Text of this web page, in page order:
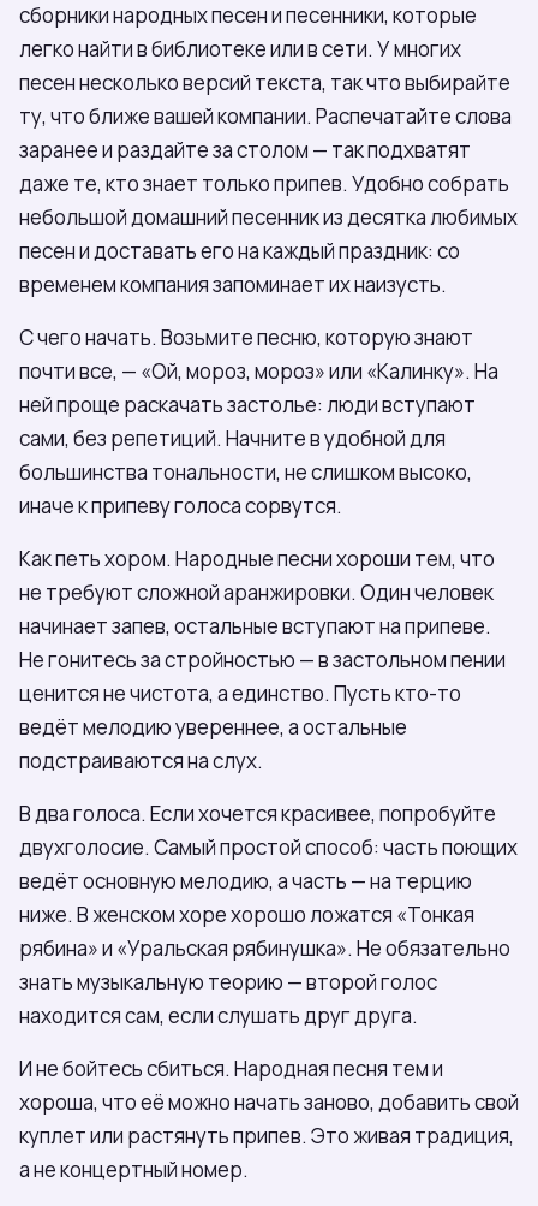
сборники народных песен и песенники, которые
легко найти в библиотеке или в сети. У многих
песен несколько версий текста, так что выбирайте
ту, что ближе вашей компании. Распечатайте слова
заранее и раздайте за столом — так подхватят
даже те, кто знает только припев. Удобно собрать
небольшой домашний песенник из десятка любимых
песен и доставать его на каждый праздник: со
временем компания запоминает их наизусть.
С чего начать. Возьмите песню, которую знают
почти все, — «Ой, мороз, мороз» или «Калинку». На
ней проще раскачать застолье: люди вступают
сами, без репетиций. Начните в удобной для
большинства тональности, не слишком высоко,
иначе к припеву голоса сорвутся.
Как петь хором. Народные песни хороши тем, что
не требуют сложной аранжировки. Один человек
начинает запев, остальные вступают на припеве.
Не гонитесь за стройностью — в застольном пении
ценится не чистота, а единство. Пусть кто-то
ведёт мелодию увереннее, а остальные
подстраиваются на слух.
В два голоса. Если хочется красивее, попробуйте
двухголосие. Самый простой способ: часть поющих
ведёт основную мелодию, а часть — на терцию
ниже. В женском хоре хорошо ложатся «Тонкая
рябина» и «Уральская рябинушка». Не обязательно
знать музыкальную теорию — второй голос
находится сам, если слушать друг друга.
И не бойтесь сбиться. Народная песня тем и
хороша, что её можно начать заново, добавить свой
куплет или растянуть припев. Это живая традиция,
а не концертный номер.